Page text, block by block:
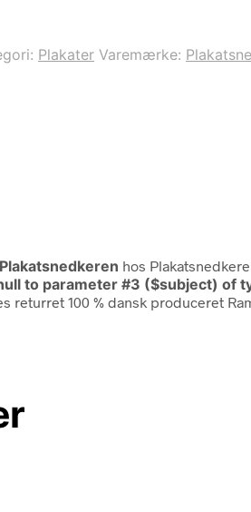
Plakater Varemærke:
Plakatsnedkeren hos
to parameter #3 ($subject) of
returret 100 % dansk produceret